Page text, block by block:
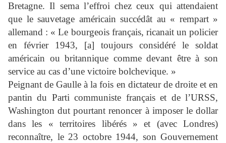
Bretagne. Il sema l’effroi chez ceux qui attendaient
que le sauvetage américain succédât au « rempart »
allemand : « Le bourgeois français, ricanait un policier
en février 1943, [a] toujours considéré le soldat
américain ou britannique comme devant être à son
service au cas d’une victoire bolchevique. »
Peignant de Gaulle à la fois en dictateur de droite et en
pantin du Parti communiste français et de l’URSS,
Washington dut pourtant renoncer à imposer le dollar
dans les « territoires libérés » et (avec Londres)
reconnaître, le 23 octobre 1944, son Gouvernement